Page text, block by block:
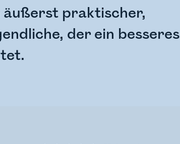
äußerst praktischer,
der ein besseres